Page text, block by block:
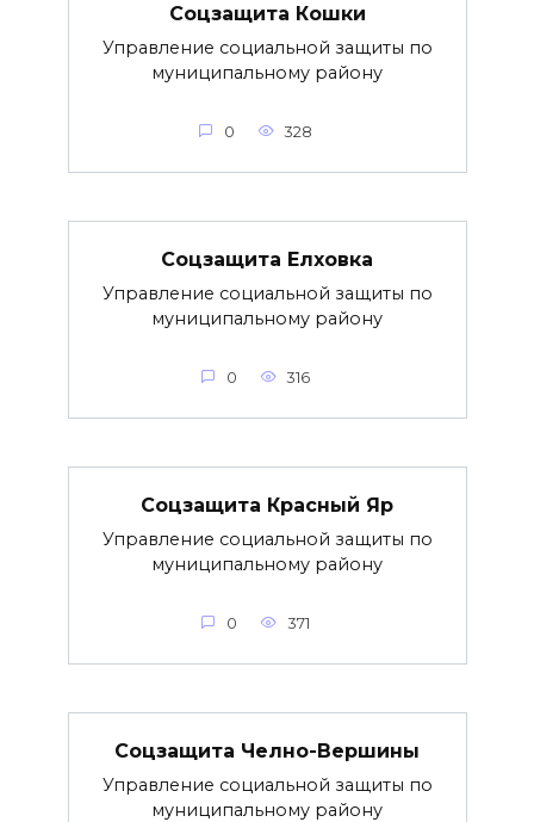
Соцзащита Кошки
Управление социальной защиты по
муниципальному району
0 328
Соцзащита Елховка
Управление социальной защиты по
муниципальному району
0 316
Соцзащита Красный Яр
Управление социальной защиты по
муниципальному району
0 371
Соцзащита Челно-Вершины
Управление социальной защиты по
муниципальному району